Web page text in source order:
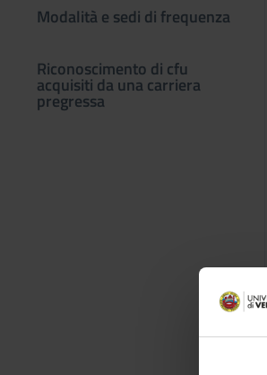
Modalità e sedi di frequenza
Riconoscimento di cfu
acquisiti da una carriera
pregressa